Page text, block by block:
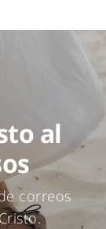
al
correos